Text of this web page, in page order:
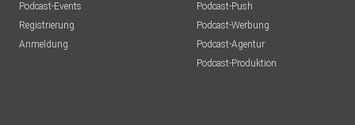
Podcast-Events
Registrierung
Anmeldung
Podcast-Push
Podcast-Werbung
Podcast-Agentur
Podcast-Produktion